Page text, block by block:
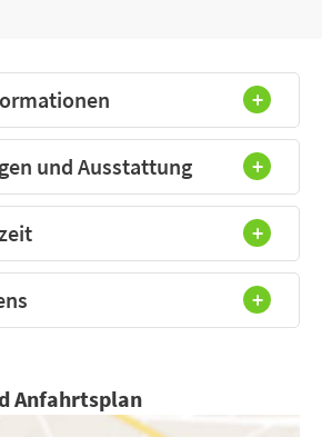
und Ausstattung
Anfahrtsplan